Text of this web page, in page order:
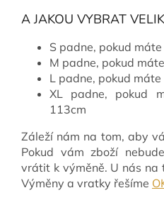
A JAKOU VYBRAT
S padne, pokud
M padne, pokud
L padne, pokud
XL padne, pokud
113cm
Záleží nám na tom, aby
Pokud vám zboží
vrátit k výměně. U nás na
Výměny a vratky řešíme